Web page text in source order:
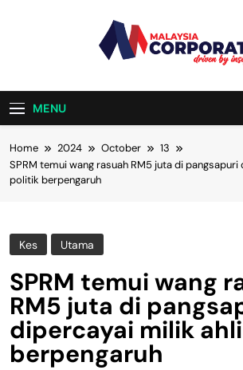
MENU
Home 2024 October
13
SPRM temui wang rasuah RM5 juta di
politik berpengaruh
Kes Utama
SPRM temui wang
RM5 juta di
dipercayai milik
berpengaruh